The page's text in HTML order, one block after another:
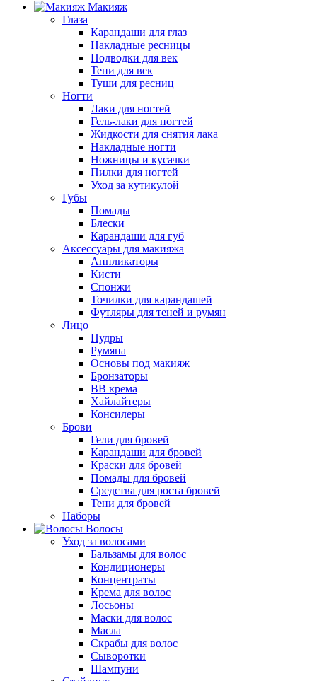
Макияж
Глаза
Карандаши для глаз
Накладные ресницы
Подводки для век
Тени для век
Туши для ресниц
Ногти
Лаки для ногтей
Гель-лаки для ногтей
Жидкости для снятия лака
Накладные ногти
Ножницы и кусачки
Пилки для ногтей
Уход за кутикулой
Губы
Помады
Блески
Карандаши для губ
Аксессуары для макияжа
Аппликаторы
Кисти
Спонжи
Точилки для карандашей
Футляры для теней и румян
Лицо
Пудры
Румяна
Основы под макияж
Бронзаторы
BB крема
Хайлайтеры
Консилеры
Брови
Гели для бровей
Карандаши для бровей
Краски для бровей
Помады для бровей
Средства для роста бровей
Тени для бровей
Наборы
Волосы
Уход за волосами
Бальзамы для волос
Кондиционеры
Концентраты
Крема для волос
Лосьоны
Маски для волос
Масла
Скрабы для волос
Сыворотки
Шампуни